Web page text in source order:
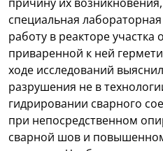
специальная
работу в реакторе участка
приваренной к ней
ходе исследований
разрушения не в
гидрировании сварного
при непосредственном
сварной шов и